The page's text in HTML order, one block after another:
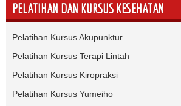
PELATIHAN DAN KURSUS KESEHATAN
Pelatihan Kursus Akupunktur
Pelatihan Kursus Terapi Lintah
Pelatihan Kursus Kiropraksi
Pelatihan Kursus Yumeiho